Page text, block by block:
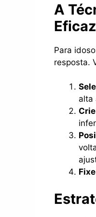
A
Eficaz
Para
resposta.
alta